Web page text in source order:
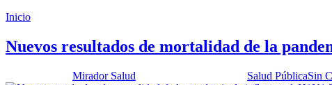
Inicio
Nuevos resultados de mortalidad de la
Mirador Salud Salud PúblicaSin